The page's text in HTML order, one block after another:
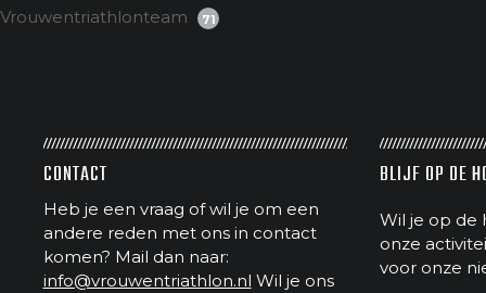
Vrouwentriathlonteam 71
CONTACT
Heb je een vraag of wil je om een
andere reden met ons in contact
komen? Mail dan naar:
info@vrouwentriathlon.nl Wil je ons
BLIJF OP DE
Wil je op de
onze
voor onze